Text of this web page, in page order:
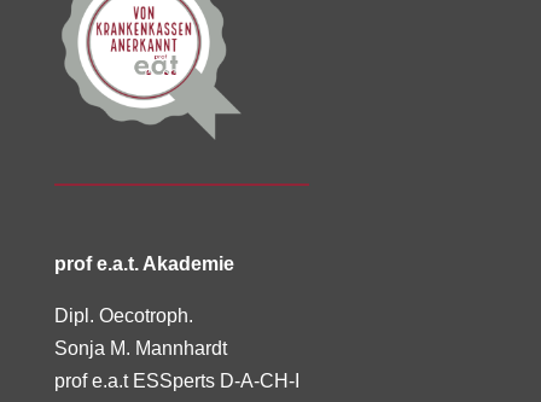
prof e.a.t. Akademie
Dipl. Oecotroph.
Sonja M. Mannhardt
prof e.a.t ESSperts D-A-CH-I